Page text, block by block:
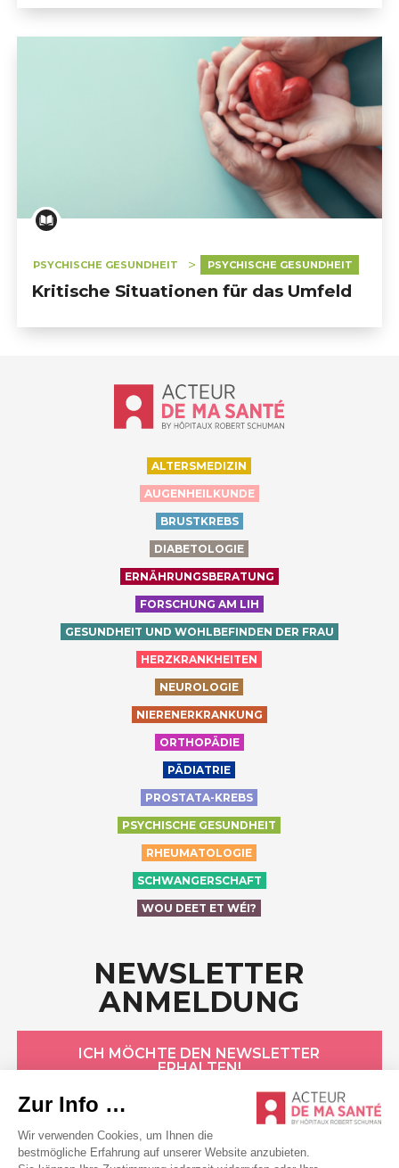
PSYCHISCHE GESUNDHEIT PSYCHISCHE GESUNDHEIT
Kritische Situationen für das Umfeld
Accueil - Acteur de ma santé, by
ALTERSMEDIZIN
AUGENHEILKUNDE
BRUSTKREBS
DIABETOLOGIE
ERNÄHRUNGSBERATUNG
FORSCHUNG AM LIH
GESUNDHEIT UND WOHLBEFINDEN DER FRAU
HERZKRANKHEITEN
NEUROLOGIE
NIERENERKRANKUNG
ORTHOPÄDIE
PÄDIATRIE
PROSTATA-KREBS
PSYCHISCHE GESUNDHEIT
RHEUMATOLOGIE
SCHWANGERSCHAFT
WOU DEET ET WÉI?
NEWSLETTER
ANMELDUNG
ICH MÖCHTE DEN NEWSLETTER
ERHALTEN!
HÔPITAUX ROBERT SCHUMAN
Datenschutzerklärung